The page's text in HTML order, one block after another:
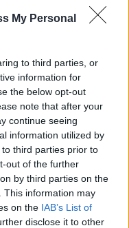
My Personal
to third parties, or
information for
the below opt-out
note that after your
continue seeing
information utilized by
third parties prior to
out of the further
by third parties on the
This information may
on the IAB’s List of
disclose it to other